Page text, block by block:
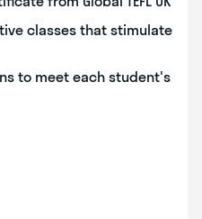
classes that stimulate
to meet each student's